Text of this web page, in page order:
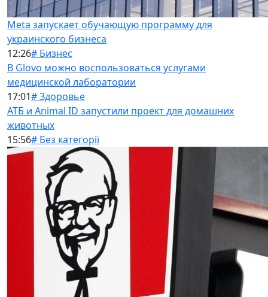
Meta запускает обучающую программу для
украинского бизнеса
12:26# Бизнес
В Glovo можно воспользоваться услугами
медицинской лаборатории
17:01# Здоровье
АТБ и Animal ID запустили проект для домашних
животных
15:56# Без категорії